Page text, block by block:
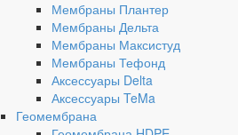
Мембраны Плантер
Мембраны Дельта
Мембраны Максистуд
Мембраны Тефонд
Аксессуары Delta
Аксессуары TeMa
Геомембрана